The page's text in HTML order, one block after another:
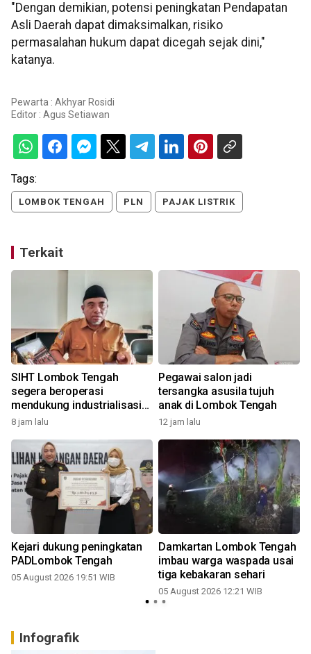
"Dengan demikian, potensi peningkatan Pendapatan
Asli Daerah dapat dimaksimalkan, risiko
permasalahan hukum dapat dicegah sejak dini,"
katanya.
Pewarta : Akhyar Rosidi
Editor : Agus Setiawan
Tags:
LOMBOK TENGAH PLN PAJAK LISTRIK
Terkait
SIHT Lombok Tengah
segera beroperasi
mendukung industrialisasi
tembakau
8 jam lalu
Pegawai salon jadi
tersangka asusila tujuh
anak di Lombok Tengah
12 jam lalu
Kejari dukung peningkatan
PADLombok Tengah
05 August 2026 19:51 WIB
Damkartan Lombok Tengah
imbau warga waspada usai
tiga kebakaran sehari
05 August 2026 12:21 WIB
Infografik